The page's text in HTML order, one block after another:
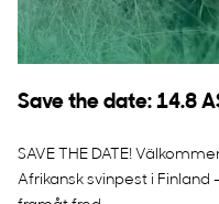
Save the date: 14.8
SAVE THE DATE!
Afrikansk svinpest i